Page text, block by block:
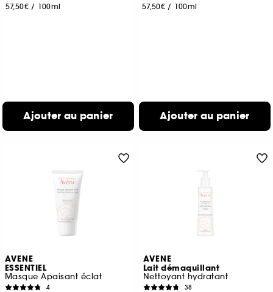
57,50€ / 100ml
Ajouter au panier
57,50€ / 100ml
Ajouter au panier
AVENE
ESSENTIEL
Masque Apaisant éclat
4
AVENE
Lait démaquillant
Nettoyant hydratant
38